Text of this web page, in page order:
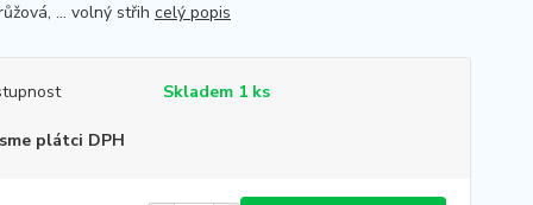
... volný střih celý popis
Skladem 1 ks
plátci DPH